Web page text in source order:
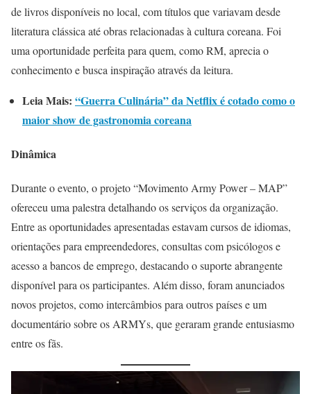
de livros disponíveis no local, com títulos que variavam desde
literatura clássica até obras relacionadas à cultura coreana. Foi
uma oportunidade perfeita para quem, como RM, aprecia o
conhecimento e busca inspiração através da leitura.
Leia Mais: “Guerra Culinária” da Netflix é cotado como o
maior show de gastronomia coreana
Dinâmica
Durante o evento, o projeto “Movimento Army Power – MAP”
ofereceu uma palestra detalhando os serviços da organização.
Entre as oportunidades apresentadas estavam cursos de idiomas,
orientações para empreendedores, consultas com psicólogos e
acesso a bancos de emprego, destacando o suporte abrangente
disponível para os participantes. Além disso, foram anunciados
novos projetos, como intercâmbios para outros países e um
documentário sobre os ARMYs, que geraram grande entusiasmo
entre os fãs.